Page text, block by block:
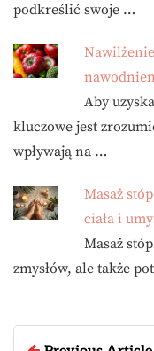
podkreślić swoje …
Aby
kluczowe jest
wpływają na …
Masaż
ciała i
Masaż
zmysłów, ale także